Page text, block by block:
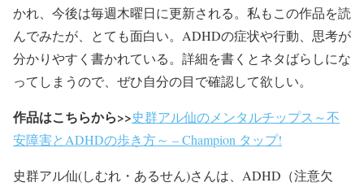
かれ、今後は毎週木曜日に更新される。私もこの作品を読
んでみたが、とても面白い。ADHDの症状や行動、思考が
分かりやすく書かれている。詳細を書くとネタばらしにな
ってしまうので、ぜひ自分の目で確認して欲しい。
作品はこちらから>>史群アル仙のメンタルチップス～不
安障害とADHDの歩き方～ – Champion タップ!
史群アル仙(しむれ・あるせん)さんは、ADHD（注意欠